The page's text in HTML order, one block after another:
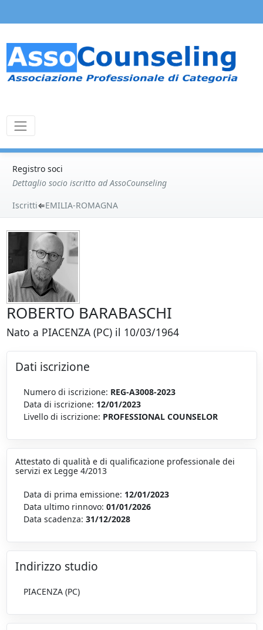
Registro soci
Dettaglio socio iscritto ad AssoCounseling
Iscritti⇐EMILIA-ROMAGNA
ROBERTO BARABASCHI
Nato a PIACENZA (PC) il 10/03/1964
Dati iscrizione
Numero di iscrizione: REG-A3008-2023
Data di iscrizione: 12/01/2023
Livello di iscrizione: PROFESSIONAL COUNSELOR
Attestato di qualità e di qualificazione professionale dei
servizi ex Legge 4/2013
Data di prima emissione: 12/01/2023
Data ultimo rinnovo: 01/01/2026
Data scadenza: 31/12/2028
Indirizzo studio
PIACENZA (PC)